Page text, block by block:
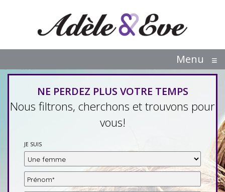
Menu ≡
NE PERDEZ PLUS VOTRE TEMPS
Nous filtrons, cherchons et trouvons pour
vous!
JE SUIS